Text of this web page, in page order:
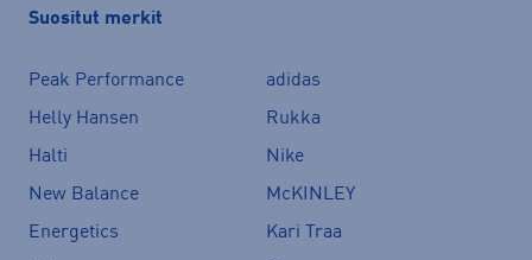
Suositut merkit
Peak Performance
adidas
Helly Hansen
Rukka
Halti
Nike
New Balance
McKINLEY
Energetics
Kari Traa